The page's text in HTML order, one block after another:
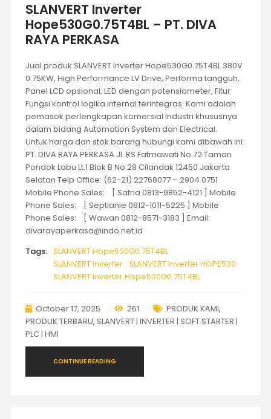
SLANVERT Inverter
Hope530G0.75T4BL – PT. DIVA
RAYA PERKASA
Jual produk SLANVERT Inverter Hope530G0.75T4BL 380V
0.75KW, High Performance LV Drive, Performa tangguh,
Panel LCD opsional, LED dengan potensiometer, Fitur
Fungsi kontrol logika internal terintegras. Kami adalah
pemasok perlengkapan komersial Industri khususnya
dalam bidang Automation System dan Electrical.
Untuk harga dan stok barang hubungi kami dibawah ini:
PT. DIVA RAYA PERKASA Jl. RS Fatmawati No.72 Taman
Pondok Labu Lt.1 Blok B No.28 Cilandak 12450 Jakarta
Selatan Telp Office: (62-21) 22768077 – 2904 0751
Mobile Phone Sales: [ Satria 0813-9852-4121 ] Mobile
Phone Sales: [ Septianie 0812-1011-5225 ] Mobile
Phone Sales: [ Wawan 0812-8571-3183 ] Email:
divarayaperkasa@indo.net.id
Tags: SLANVERT Hope530G0.75T4BL
SLANVERT Inverter SLANVERT Inverter HOPE530
SLANVERT Inverter Hope530G0.75T4BL
October 17, 2025 261 PRODUK KAMI,
PRODUK TERBARU, SLANVERT | INVERTER | SOFT STARTER |
PLC | HMI
CONTINUE READING